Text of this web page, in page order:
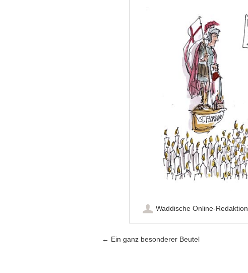
Waddische Online-Redaktion
Artikel-Navigation
← Ein ganz besonderer Beutel